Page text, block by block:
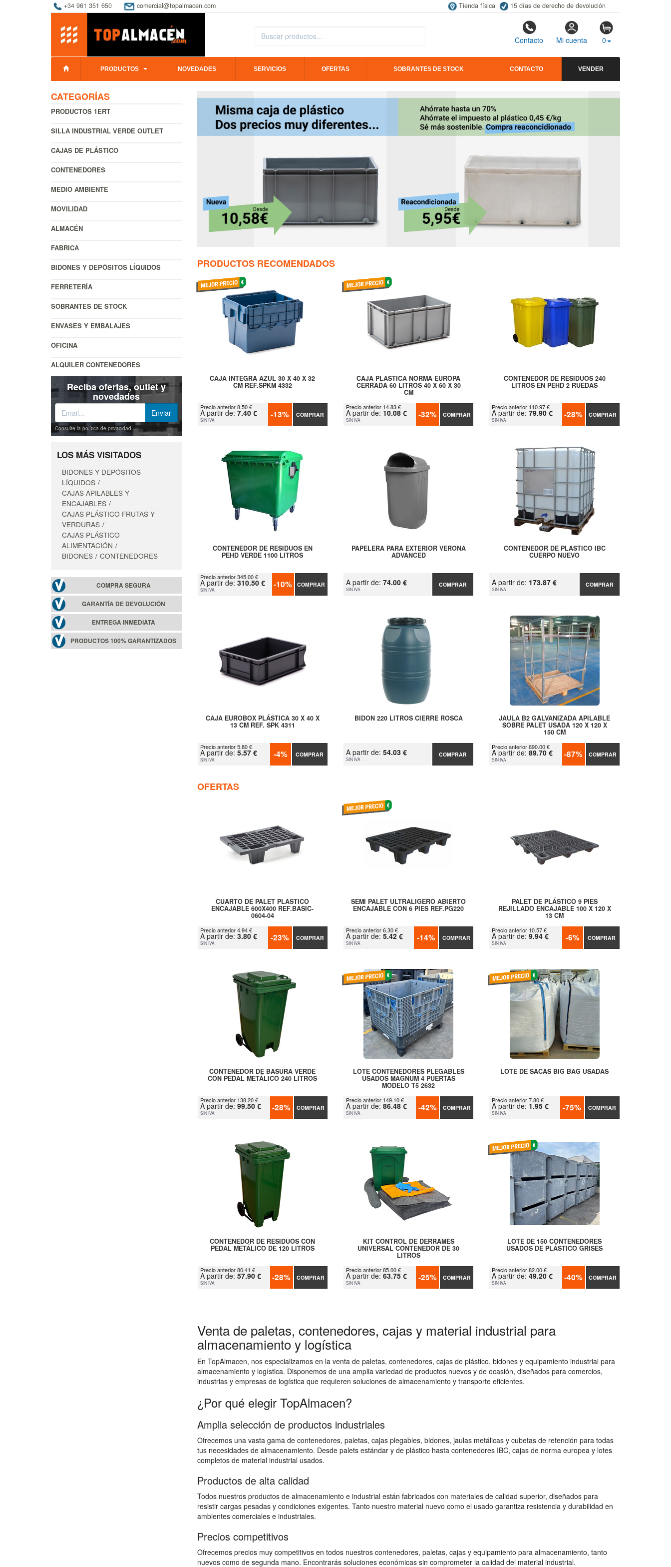
+34 961 351 650 comercial@topalmacen.com Tienda física 15 días de derecho de devolución
Contacto Mi cuenta 0
PRODUCTOS NOVEDADES SERVICIOS OFERTAS SOBRANTES DE STOCK CONTACTO VENDER
CATEGORÍAS
PRODUCTOS 1ERT
SILLA INDUSTRIAL VERDE OUTLET
CAJAS DE PLÁSTICO
CONTENEDORES
MEDIO AMBIENTE
MOVILIDAD
ALMACÉN
FABRICA
BIDONES Y DEPÓSITOS LÍQUIDOS
FERRETERÍA
SOBRANTES DE STOCK
ENVASES Y EMBALAJES
OFICINA
ALQUILER CONTENEDORES
Reciba ofertas, outlet y
novedades
Consulte la política de privacidad
LOS MÁS VISITADOS
BIDONES Y DEPÓSITOS
LÍQUIDOS
CAJAS APILABLES Y
ENCAJABLES
CAJAS PLÁSTICO FRUTAS Y
VERDURAS
CAJAS PLÁSTICO
ALIMENTACIÓN
BIDONES
CONTENEDORES
COMPRA SEGURA
GARANTÍA DE DEVOLUCIÓN
ENTREGA INMEDIATA
PRODUCTOS 100% GARANTIZADOS
PRODUCTOS RECOMENDADOS
CAJA INTEGRA AZUL 30 X 40 X 32
CM REF.SPKM 4332
Precio anterior 8.50 €
A partir de: 7.40 €
SIN IVA -13% COMPRAR
CAJA PLASTICA NORMA EUROPA
CERRADA 60 LITROS 40 X 60 X 30
CM
Precio anterior 14.83 €
A partir de: 10.08 €
SIN IVA -32% COMPRAR
CONTENEDOR DE RESIDUOS 240
LITROS EN PEHD 2 RUEDAS
Precio anterior 110.97 €
A partir de:79.90 €
SIN IVA -28% COMPRAR
CONTENEDOR DE RESIDUOS EN
PEHD VERDE 1100 LITROS
Precio anterior 345.00 €
A partir de: 310.50 €
SIN IVA -10% COMPRAR
PAPELERA PARA EXTERIOR VERONA
ADVANCED
A partir de: 74.00 €
SIN IVA
COMPRAR
CONTENEDOR DE PLASTICO IBC
CUERPO NUEVO
A partir de: 173.87 €
SIN IVA
COMPRAR
CAJA EUROBOX PLÁSTICA 30 X 40 X
13 CM REF. SPK 4311
Precio anterior 5.80 €
A partir de: 5.57 €
SIN IVA -4% COMPRAR
BIDON 220 LITROS CIERRE ROSCA
A partir de: 54.03 €
SIN IVA
COMPRAR
JAULA B2 GALVANIZADA APILABLE
SOBRE PALET USADA 120 X 120 X
150 CM
Precio anterior 690.00 €
A partir de:89.70 €
SIN IVA -87% COMPRAR
OFERTAS
CUARTO DE PALET PLASTICO
ENCAJABLE 600X400 REF.BASIC-
0604-04
Precio anterior 4.94 €
A partir de: 3.80 €
SIN IVA -23% COMPRAR
SEMI PALET ULTRALIGERO ABIERTO
ENCAJABLE CON 6 PIES REF.PG220
Precio anterior 6.30 €
A partir de: 5.42 €
SIN IVA -14% COMPRAR
PALET DE PLÁSTICO 9 PIES
REJILLADO ENCAJABLE 100 X 120 X
13 CM
Precio anterior 10.57 €
A partir de:9.94 €
SIN IVA -6% COMPRAR
CONTENEDOR DE BASURA VERDE
CON PEDAL METÁLICO 240 LITROS
Precio anterior 138.20 €
A partir de: 99.50 €
SIN IVA -28% COMPRAR
LOTE CONTENEDORES PLEGABLES
USADOS MAGNUM 4 PUERTAS
MODELO T5 2632
Precio anterior 149.10 €
A partir de: 86.48 €
SIN IVA -42% COMPRAR
LOTE DE SACAS BIG BAG USADAS
Precio anterior 7.80 €
A partir de: 1.95 €
SIN IVA -75% COMPRAR
CONTENEDOR DE RESIDUOS CON
PEDAL METÁLICO DE 120 LITROS
Precio anterior 80.41 €
A partir de: 57.90 €
SIN IVA -28% COMPRAR
KIT CONTROL DE DERRAMES
UNIVERSAL CONTENEDOR DE 30
LITROS
Precio anterior 85.00 €
A partir de: 63.75 €
SIN IVA -25% COMPRAR
LOTE DE 150 CONTENEDORES
USADOS DE PLÁSTICO GRISES
Precio anterior 82.00 €
A partir de:49.20 €
SIN IVA -40% COMPRAR
Venta de paletas, contenedores, cajas y material industrial para
almacenamiento y logística
En TopAlmacen, nos especializamos en la venta de paletas, contenedores, cajas de plástico, bidones y equipamiento industrial para
almacenamiento y logística. Disponemos de una amplia variedad de productos nuevos y de ocasión, diseñados para comercios,
industrias y empresas de logística que requieren soluciones de almacenamiento y transporte eficientes.
¿Por qué elegir TopAlmacen?
Amplia selección de productos industriales
Ofrecemos una vasta gama de contenedores, paletas, cajas plegables, bidones, jaulas metálicas y cubetas de retención para todas
tus necesidades de almacenamiento. Desde palets estándar y de plástico hasta contenedores IBC, cajas de norma europea y lotes
completos de material industrial usados.
Productos de alta calidad
Todos nuestros productos de almacenamiento e industrial están fabricados con materiales de calidad superior, diseñados para
resistir cargas pesadas y condiciones exigentes. Tanto nuestro material nuevo como el usado garantiza resistencia y durabilidad en
ambientes comerciales e industriales.
Precios competitivos
Ofrecemos precios muy competitivos en todos nuestros contenedores, paletas, cajas y equipamiento para almacenamiento, tanto
nuevos como de segunda mano. Encontrarás soluciones económicas sin comprometer la calidad del material industrial.